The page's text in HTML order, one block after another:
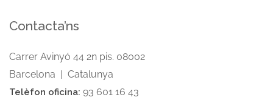
Contacta’ns
Carrer Avinyó 44 2n pis. 08002
Barcelona | Catalunya
Telèfon oficina: 93 601 16 43